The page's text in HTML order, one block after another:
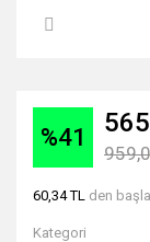
%41
60,34 TL den
Kategori